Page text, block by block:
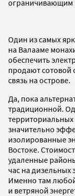
ограничивающим
Один из самых
на Валааме
обеспечить
продают сотовой
связь на острове.
Да, пока
традиционной.
территориальных
значительно
изолированные
Востоке.
удаленные
час на дизельных
Именно там
и ветряной